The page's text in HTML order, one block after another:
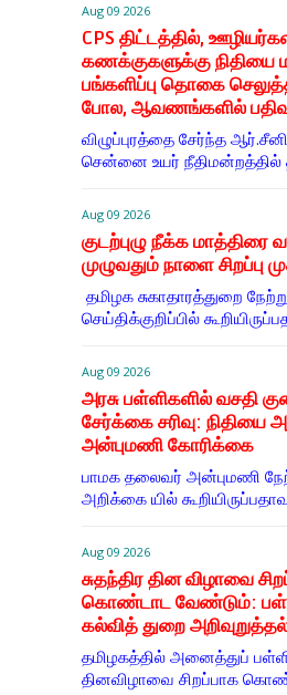
Aug 09 2026
CPS திட்டத்தில்,
கணக்குகளுக்கு நிதியை
பங்களிப்பு தொகை
போல, ஆவணங்களில்
விழுப்புரத்தை சேர்ந்த
சென்னை உயர் நீதிமன்றத்தில்
Aug 09 2026
குடற்புழு நீக்க
முழுவதும் நாளை சிறப்பு
தமிழக சுகாதாரத்துறை
செய்திக்குறிப்பில்
Aug 09 2026
அரசு பள்ளிகளில் வசதி
சேர்க்கை சரிவு: நிதியை
அன்புமணி கோரிக்கை
பாமக தலைவர் அன்புமணி
அறிக்கை யில்
Aug 09 2026
சுதந்திர தின விழாவை
கொண்டாட வேண்டும்:
கல்வித் துறை
தமிழகத்தில் அனைத்துப்
தினவிழாவை சிறப்பாக